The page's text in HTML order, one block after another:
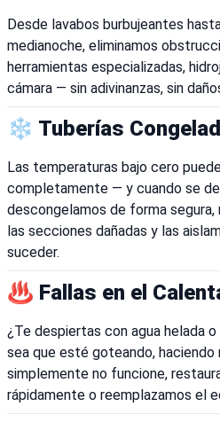
Desde lavabos burbujeantes
medianoche, eliminamos
herramientas especializadas,
cámara — sin adivinanzas, sin
❄️ Tuberías
Las temperaturas bajo cero
completamente — y cuando se
descongelamos de forma segura,
las secciones dañadas y las
suceder.
♨️ Fallas en el
¿Te despiertas con agua helada
sea que esté goteando, haciendo
simplemente no funcione,
rápidamente o reemplazamos el